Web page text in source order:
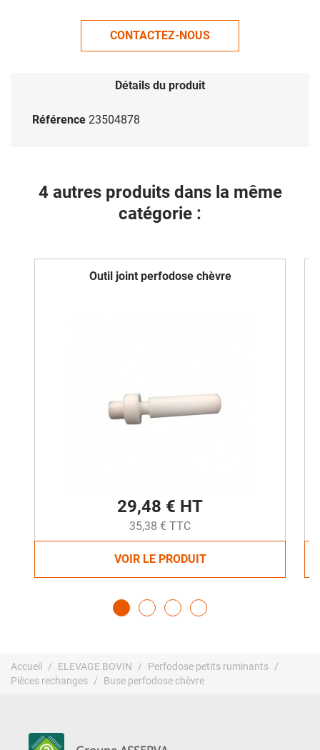
CONTACTEZ-NOUS
Détails du produit
Référence 23504878
4 autres produits dans la même
catégorie :
Outil joint perfodose chèvre
29,48 € HT
35,38 € TTC
VOIR LE PRODUIT
Accueil ELEVAGE BOVIN
Perfodose petits ruminants
Pièces rechanges
Buse perfodose chèvre